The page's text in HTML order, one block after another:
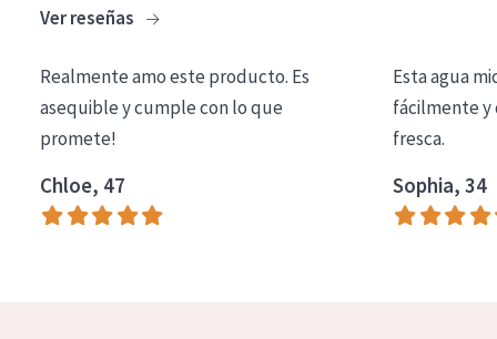
Limpieza
COLECCIÓN
Essentials
Lift+
Ver reseñas
Realmente amo este producto. Es
asequible y cumple con lo que
promete!
Chloe, 47
Esta agua
fácilmente y
fresca.
Sophia, 34